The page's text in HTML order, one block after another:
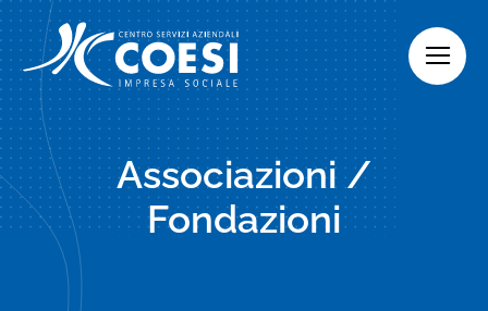
Skip
to
content
Associazioni /
Fondazioni